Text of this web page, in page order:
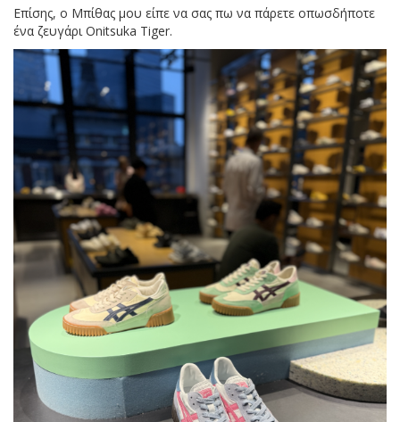
Επίσης, ο Μπίθας μου είπε να σας πω να πάρετε οπωσδήποτε
ένα ζευγάρι Onitsuka Tiger.